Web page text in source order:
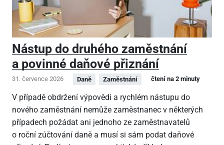
Nástup do druhého zaměstnání
a povinné daňové přiznání
31. července 2026 Daně Zaměstnání čtení na 2 minuty
V případě obdržení výpovědi a rychlém nástupu do
nového zaměstnání nemůže zaměstnanec v některých
případech požádat ani jednoho ze zaměstnavatelů
o roční zúčtování daně a musí si sám podat daňové